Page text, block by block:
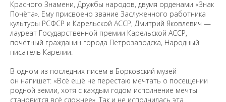
Красного Знамени, Дружбы народов, двумя орденами «Знак
Почёта». Ему присвоено звание Заслуженного работника
культуры РСФСР и Карельской АССР, Дмитрий Яковлевич —
лауреат Государственной премии Карельской АССР,
почётный гражданин города Петрозаводска, Народный
писатель Карелии.
В одном из последних писем в Борковский музей
он напишет: «Всё ещё не перестаю мечтать о посещении
родной земли, хотя с каждым годом исполнение мечты
становится всё сложнее». Так и не исполнилась эта